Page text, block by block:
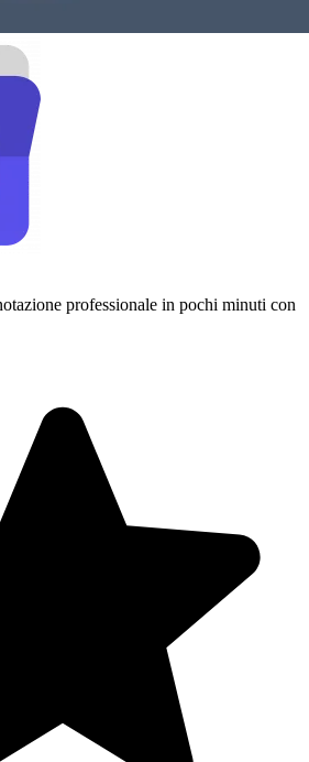
professionale in pochi minuti con